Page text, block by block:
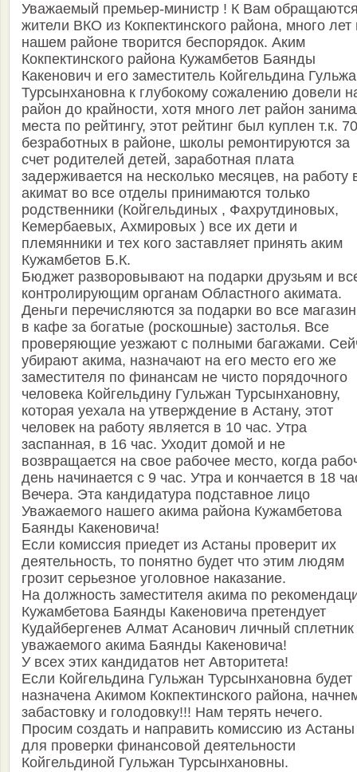
Уважаемый премьер-министр ! К Вам
жители ВКО из Кокпектинского района, много лет
нашем районе творится беспорядок. Аким
Кокпектинского района Кужамбетов Баянды
Какенович и его заместитель Койгельдина
Турсынхановна к глубокому сожалению довели
район до крайности, хотя много лет район
места по рейтингу, этот рейтинг был куплен т.к.
безработных в районе, школы ремонтируются за
счет родителей детей, заработная плата
задерживается на несколько месяцев, на работу
акимат во все отделы принимаются только
родственники (Койгельдиных , Фахрутдиновых,
Кемербаевых, Ахмировых ) все их дети и
племянники и тех кого заставляет принять аким
Кужамбетов Б.К.
Бюджет разворовывают на подарки друзьям и
контролирующим органам Областного акимата.
Деньги перечисляются за подарки во все
в кафе за богатые (роскошные) застолья. Все
проверяющие уезжают с полными багажами.
убирают акима, назначают на его место его же
заместителя по финансам не чисто порядочного
человека Койгельдину Гульжан Турсынхановну,
которая уехала на утверждение в Астану, этот
человек на работу является в 10 час. Утра
заспанная, в 16 час. Уходит домой и не
возвращается на свое рабочее место, когда
день начинается с 9 час. Утра и кончается в 18
Вечера. Эта кандидатура подставное лицо
Уважаемого нашего акима района Кужамбетова
Баянды Какеновича!
Если комиссия приедет из Астаны проверит их
деятельность, то понятно будет что этим людям
грозит серьезное уголовное наказание.
На должность заместителя акима по
Кужамбетова Баянды Какеновича претендует
Кудайбергенев Алмат Асанович личный сплетник
уважаемого акима Баянды Какеновича!
У всех этих кандидатов нет Авторитета!
Если Койгельдина Гульжан Турсынхановна будет
назначена Акимом Кокпектинского района,
забастовку и голодовку!!! Нам терять нечего.
Просим создать и направить комиссию из Астаны
для проверки финансовой деятельности
Койгельдиной Гульжан Турсынхановны.